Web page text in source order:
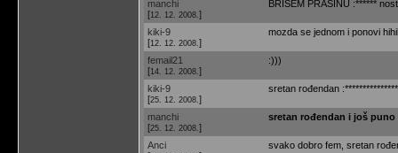
manchi
[12. 12. 2008. ]
BRIŠEM PRAŠINU :******
kiki-9
[12. 12. 2008. ]
mozda se jednom i ponovi
femail21
[14. 12. 2008. ]
:)))
kiki-9
[25. 12. 2008. ]
sretan rođendan
manchi
[25. 12. 2008. ]
sretan rođendan i još puno
Anci
svako dobro fem, sretan